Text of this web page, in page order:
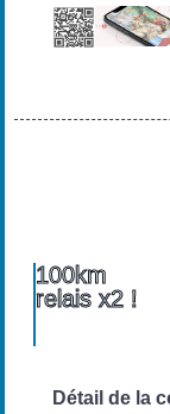
100km
relais x2 !
Détail de la